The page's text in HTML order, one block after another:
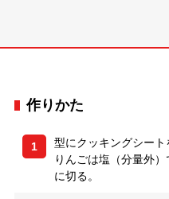
作りかた
1
型にクッキングシート
りんごは塩（分量外
に切る。